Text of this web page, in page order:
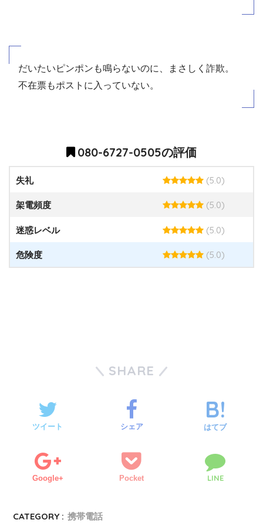
だいたいピンポンも鳴らないのに、まさしく詐欺。
不在票もポストに入っていない。
080-6727-0505の評価
失礼 (5.0)
架電頻度 (5.0)
迷惑レベル (5.0)
危険度 (5.0)
SHARE
ツイート シェア はてブ
Google+ Pocket LINE
CATEGORY : 携帯電話